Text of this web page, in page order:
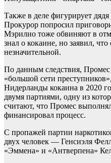
Также в деле фигурирует
Прокурор попросил
Мэрилио тоже обвиняют в
знал о кокаине, но заявил,
незначительной.
По данным следствия, Промес
«большой сети
Нидерланды кокаина в 2020
двумя партиями, одну из
считают, что Промес
финансировал процесс.
С пропажей партии
двух человек — Генсиэля
«Эммена» и «Антверпена»